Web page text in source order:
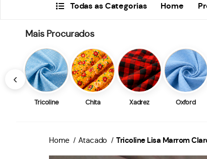
Todas as Categorias Home
‹
Mais Procurados
Tricoline Chita Xadrez Oxford
Home Atacado Tricoline Lisa Marrom